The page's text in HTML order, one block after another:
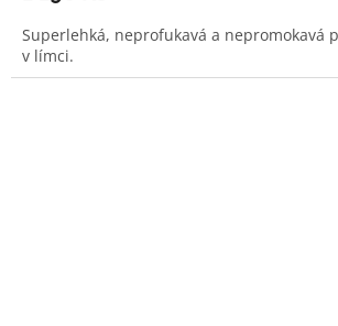
Superlehká, neprofukavá a nepromokavá
v límci.